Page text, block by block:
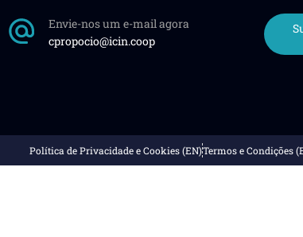
Envie-nos um e-mail agora
cpropocio@icin.coop
Política de Privacidade e Cookies (EN)Termos e Condições